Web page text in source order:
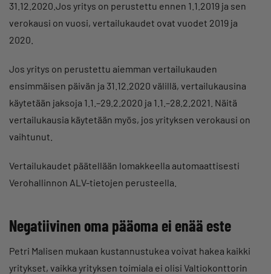
31.12.2020.Jos yritys on perustettu ennen 1.1.2019 ja sen
verokausi on vuosi, vertailukaudet ovat vuodet 2019 ja
2020.
Jos yritys on perustettu aiemman vertailukauden
ensimmäisen päivän ja 31.12.2020 välillä, vertailukausina
käytetään jaksoja 1.1.–29.2.2020 ja 1.1.–28.2.2021. Näitä
vertailukausia käytetään myös, jos yrityksen verokausi on
vaihtunut.
Vertailukaudet päätellään lomakkeella automaattisesti
Verohallinnon ALV-tietojen perusteella.
Negatiivinen oma pääoma ei enää este
Petri Malisen mukaan kustannustukea voivat hakea kaikki
yritykset, vaikka yrityksen toimiala ei olisi Valtiokonttorin